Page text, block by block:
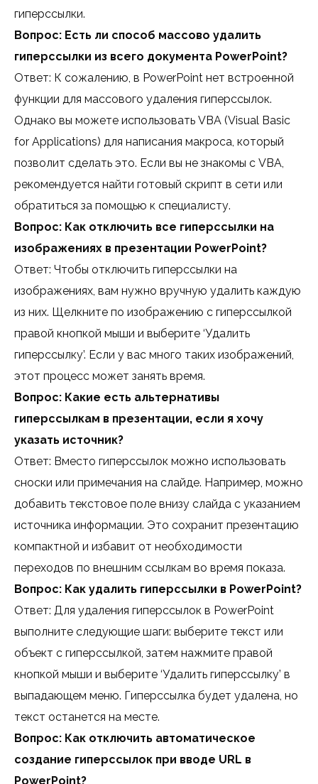
гиперссылки.
Вопрос: Есть ли способ массово удалить
гиперссылки из всего документа PowerPoint?
Ответ: К сожалению, в PowerPoint нет встроенной
функции для массового удаления гиперссылок.
Однако вы можете использовать VBA (Visual Basic
for Applications) для написания макроса, который
позволит сделать это. Если вы не знакомы с VBA,
рекомендуется найти готовый скрипт в сети или
обратиться за помощью к специалисту.
Вопрос: Как отключить все гиперссылки на
изображениях в презентации PowerPoint?
Ответ: Чтобы отключить гиперссылки на
изображениях, вам нужно вручную удалить каждую
из них. Щелкните по изображению с гиперссылкой
правой кнопкой мыши и выберите ‘Удалить
гиперссылку’. Если у вас много таких изображений,
этот процесс может занять время.
Вопрос: Какие есть альтернативы
гиперссылкам в презентации, если я хочу
указать источник?
Ответ: Вместо гиперссылок можно использовать
сноски или примечания на слайде. Например, можно
добавить текстовое поле внизу слайда с указанием
источника информации. Это сохранит презентацию
компактной и избавит от необходимости
переходов по внешним ссылкам во время показа.
Вопрос: Как удалить гиперссылки в PowerPoint?
Ответ: Для удаления гиперссылок в PowerPoint
выполните следующие шаги: выберите текст или
объект с гиперссылкой, затем нажмите правой
кнопкой мыши и выберите ‘Удалить гиперссылку’ в
выпадающем меню. Гиперссылка будет удалена, но
текст останется на месте.
Вопрос: Как отключить автоматическое
создание гиперссылок при вводе URL в
PowerPoint?